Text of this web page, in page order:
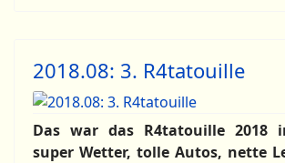
2018.08: 3. R4tatouille
Das war das R4tatouille 2018
super Wetter, tolle Autos, nette